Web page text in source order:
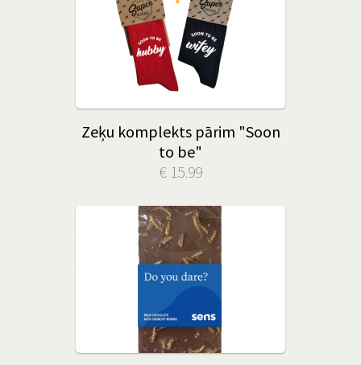
Zeķu komplekts pārim "Soon
to be"
€ 15.99